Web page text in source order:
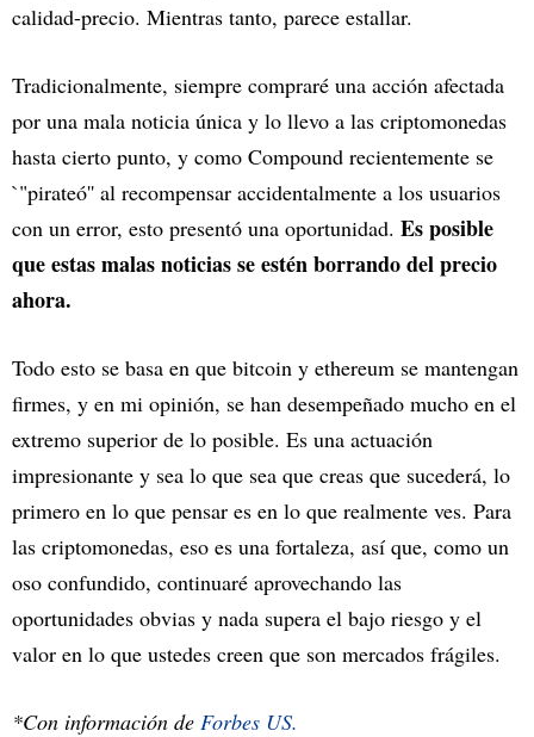
calidad-precio. Mientras tanto, parece estallar.
Tradicionalmente, siempre compraré una acción afectada
por una mala noticia única y lo llevo a las criptomonedas
hasta cierto punto, y como Compound recientemente se
`"pirateó'' al recompensar accidentalmente a los usuarios
con un error, esto presentó una oportunidad. Es posible
que estas malas noticias se estén borrando del precio
ahora.
Todo esto se basa en que bitcoin y ethereum se mantengan
firmes, y en mi opinión, se han desempeñado mucho en el
extremo superior de lo posible. Es una actuación
impresionante y sea lo que sea que creas que sucederá, lo
primero en lo que pensar es en lo que realmente ves. Para
las criptomonedas, eso es una fortaleza, así que, como un
oso confundido, continuaré aprovechando las
oportunidades obvias y nada supera el bajo riesgo y el
valor en lo que ustedes creen que son mercados frágiles.
*Con información de Forbes US.